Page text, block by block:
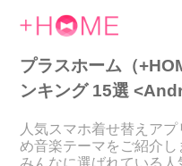
プラスホーム（
ンキング 15選
人気スマホ着せ替えア
め音楽テーマをご紹介し